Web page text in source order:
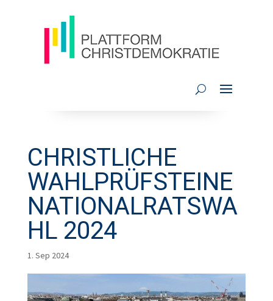
CHRISTLICHE
WAHLPRÜFSTEINE
NATIONALRATSWA
HL 2024
1. Sep 2024